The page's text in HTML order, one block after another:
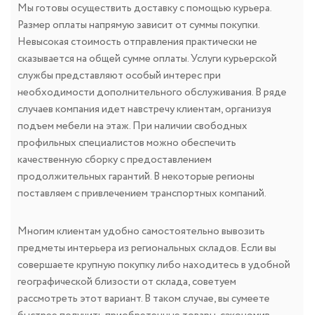
Мы готовы осуществить доставку с помощью курьера.
Размер оплаты напрямую зависит от суммы покупки.
Невысокая стоимость отправления практически не
сказывается на общей сумме оплаты. Услуги курьерской
службы представляют особый интерес при
необходимости дополнительного обслуживания. В ряде
случаев компания идет навстречу клиентам, организуя
подъем мебели на этаж. При наличии свободных
профильных специалистов можно обеспечить
качественную сборку с предоставлением
продолжительных гарантий. В некоторые регионы
поставляем с привлечением транспортных компаний.
Многим клиентам удобно самостоятельно вывозить
предметы интерьера из региональных складов. Если вы
совершаете крупную покупку либо находитесь в удобной
географической близости от склада, советуем
рассмотреть этот вариант. В таком случае, вы сумеете